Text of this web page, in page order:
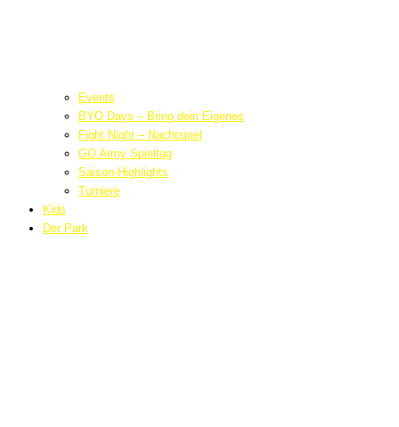
Events
BYO Days – Bring dein Eigenes
Fight Night – Nachtspiel
GO Army Spieltag
Saison-Highlights
Turniere
Kids
Der Park